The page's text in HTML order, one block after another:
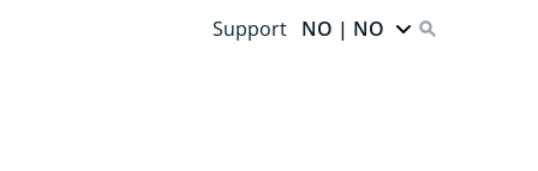
Support NO | NO